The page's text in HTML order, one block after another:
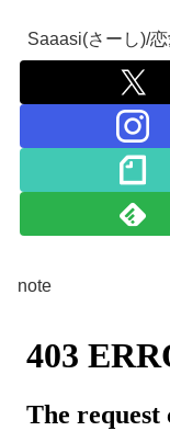
Saaasi(さーし)/
note